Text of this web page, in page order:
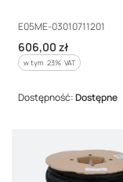
Kod producenta
E05ME-03010711201
Cena brutto
606,00 zł
w tym %s VAT
w tym 23% VAT
Dostępność:Dostępne